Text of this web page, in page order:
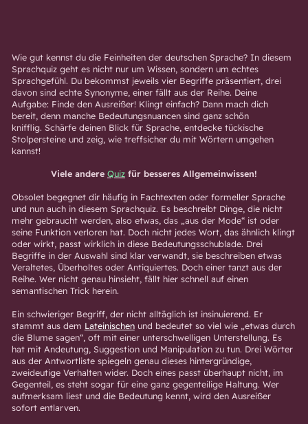
Wie gut kennst du die Feinheiten der deutschen Sprache? In diesem
Sprachquiz geht es nicht nur um Wissen, sondern um echtes
Sprachgefühl. Du bekommst jeweils vier Begriffe präsentiert, drei
davon sind echte Synonyme, einer fällt aus der Reihe. Deine
Aufgabe: Finde den Ausreißer! Klingt einfach? Dann mach dich
bereit, denn manche Bedeutungsnuancen sind ganz schön
knifflig. Schärfe deinen Blick für Sprache, entdecke tückische
Stolpersteine und zeig, wie treffsicher du mit Wörtern umgehen
kannst!
Viele andere Quiz für besseres Allgemeinwissen!
Obsolet begegnet dir häufig in Fachtexten oder formeller Sprache
und nun auch in diesem Sprachquiz. Es beschreibt Dinge, die nicht
mehr gebraucht werden, also etwas, das „aus der Mode“ ist oder
seine Funktion verloren hat. Doch nicht jedes Wort, das ähnlich klingt
oder wirkt, passt wirklich in diese Bedeutungsschublade. Drei
Begriffe in der Auswahl sind klar verwandt, sie beschreiben etwas
Veraltetes, Überholtes oder Antiquiertes. Doch einer tanzt aus der
Reihe. Wer nicht genau hinsieht, fällt hier schnell auf einen
semantischen Trick herein.
Ein schwieriger Begriff, der nicht alltäglich ist insinuierend. Er
stammt aus dem Lateinischenund bedeutet so viel wie „etwas durch
die Blume sagen“, oft mit einer unterschwelligen Unterstellung. Es
hat mit Andeutung, Suggestion und Manipulation zu tun. Drei Wörter
aus der Antwortliste spiegeln genau dieses hintergründige,
zweideutige Verhalten wider. Doch eines passt überhaupt nicht, im
Gegenteil, es steht sogar für eine ganz gegenteilige Haltung. Wer
aufmerksam liest und die Bedeutung kennt, wird den Ausreißer
sofort entlarven.